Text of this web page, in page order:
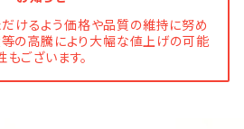
けるよう価格や品質の維持に努め
の高騰により大幅な値上げの可能
もございます。